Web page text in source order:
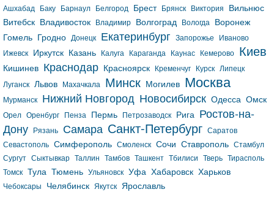
Ашхабад Баку Барнаул Белгород Брест Брянск Виктория Вильнюс
Витебск Владивосток Владимир Волгоград Вологда Воронеж
Гомель Гродно Донецк Екатеринбург Запорожье Иваново
Ижевск Иркутск Казань Калуга Караганда Каунас Кемерово Киев
Кишинев Краснодар Красноярск Кременчуг Курск Липецк
Луганск Львов Махачкала Минск Могилев Москва
Мурманск Нижний Новгород Новосибирск Одесса Омск
Орел Оренбург Пенза Пермь Петрозаводск Рига Ростов-на-
Дону Рязань Самара Санкт-Петербург Саратов
Севастополь Симферополь Смоленск Сочи Ставрополь Стамбул
Сургут Сыктывкар Таллин Тамбов Ташкент Тбилиси Тверь Тирасполь
Томск Тула Тюмень Ульяновск Уфа Хабаровск Харьков
Чебоксары Челябинск Якутск Ярославль